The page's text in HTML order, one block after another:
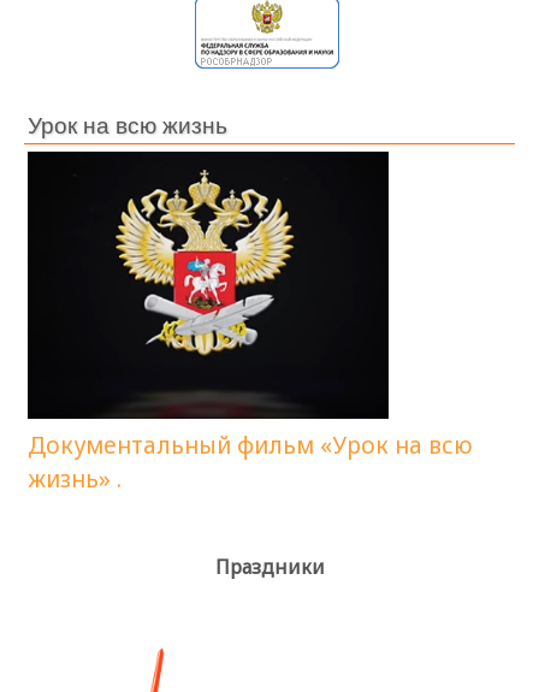
Урок на всю жизнь
Документальный фильм «Урок на всю
жизнь» .
Праздники